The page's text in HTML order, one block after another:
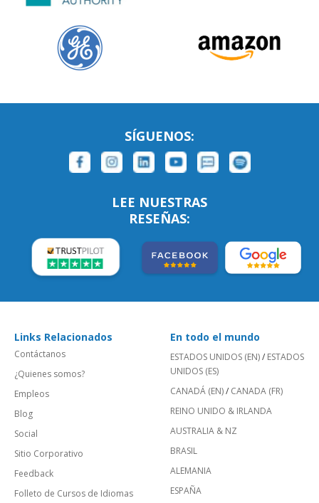
SÍGUENOS:
LEE NUESTRAS
RESEÑAS:
Links Relacionados
Contáctanos
¿Quienes somos?
Empleos
Blog
Social
Sitio Corporativo
Feedback
Folleto de Cursos de Idiomas
En todo el mundo
ESTADOS UNIDOS (EN)/ ESTADOS
UNIDOS (ES)
CANADÁ (EN)/ CANADA (FR)
REINO UNIDO & IRLANDA
AUSTRALIA & NZ
BRASIL
ALEMANIA
ESPAÑA